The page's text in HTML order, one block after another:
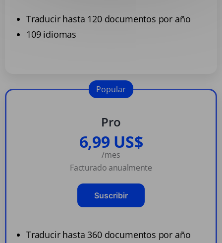
Traducir hasta 120 documentos por año
109 idiomas
Pro
6,99 US$
/mes
Facturado anualmente
Suscribir
Traducir hasta 360 documentos por año
Popular